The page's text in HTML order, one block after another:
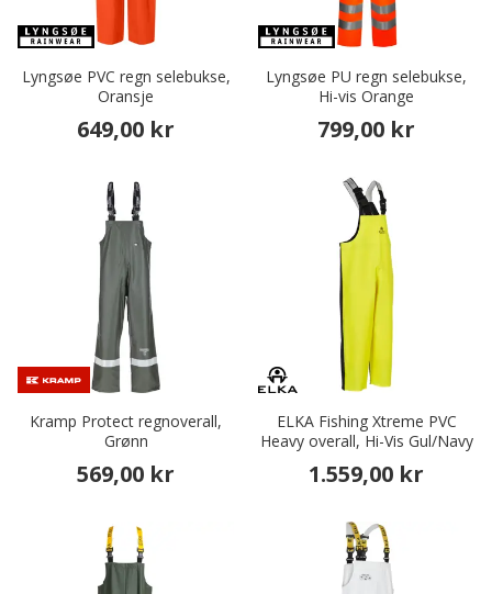
Lyngsøe PVC regn selebukse,
Oransje
649,00 kr
Lyngsøe PU regn selebukse,
Hi-vis Orange
799,00 kr
Kramp Protect regnoverall,
Grønn
569,00 kr
ELKA Fishing Xtreme PVC
Heavy overall, Hi-Vis Gul/Navy
1.559,00 kr